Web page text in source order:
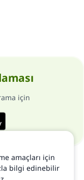
için
amaçları için
bilgi edinebilir